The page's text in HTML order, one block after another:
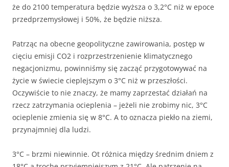
że do 2100 temperatura będzie wyższa o 3,2°C niż w epoce
przedprzemysłowej i 50%, że będzie niższa.
Patrząc na obecne geopolityczne zawirowania, postęp w
cięciu emisji CO2 i rozprzestrzenienie klimatycznego
negacjonizmu, powinniśmy się zacząć przygotowywać na
życie w świecie cieplejszym o 3°C niż w przeszłości.
Oczywiście to nie znaczy, że mamy zaprzestać działań na
rzecz zatrzymania ocieplenia – jeżeli nie zrobimy nic, 3°C
ocieplenie zmienia się w 8°C. A to oznacza piekło na ziemi,
przynajmniej dla ludzi.
3°C – brzmi niewinnie. Ot różnica między średnim dniem z